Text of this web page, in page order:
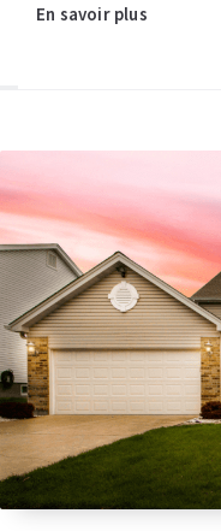
En savoir plus